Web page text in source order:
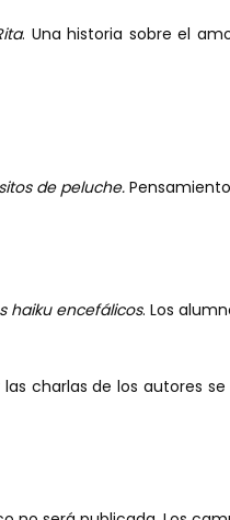
. Una historia sobre el
de peluche.
haiku encefálicos. Los
charlas de los autores